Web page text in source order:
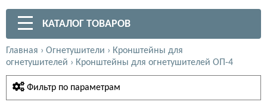
КАТАЛОГ ТОВАРОВ
Главная › Огнетушители › Кронштейны для
огнетушителей › Кронштейны для огнетушителей ОП-4
Фильтр по параметрам